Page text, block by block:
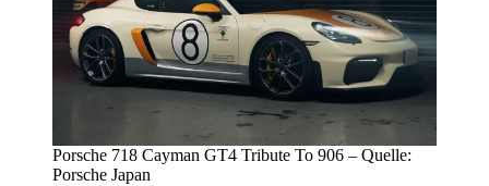
Porsche 718 Cayman GT4 Tribute To 906 – Quelle:
Porsche Japan